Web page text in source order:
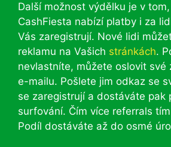
Další možnost výdělku je v
CashFiesta nabízí platby i za
Vás zaregistrují. Nové lidi
reklamu na Vašich stránkách.
nevlastníte, můžete oslovit své
e-mailu. Pošlete jim odkaz se
se zaregistrují a dostáváte pak
surfování. Čím více referrals
Podíl dostáváte až do osmé